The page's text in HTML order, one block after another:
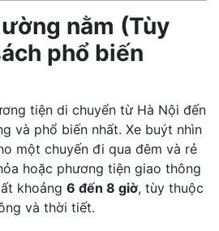
nằm (Tùy
phổ biến
tiện di chuyển từ Hà Nội đến
và phổ biến nhất. Xe buýt nhìn
một chuyến đi qua đêm và rẻ
hoặc phương tiện giao thông
khoảng 6 đến 8 giờ, tùy thuộc
và thời tiết.